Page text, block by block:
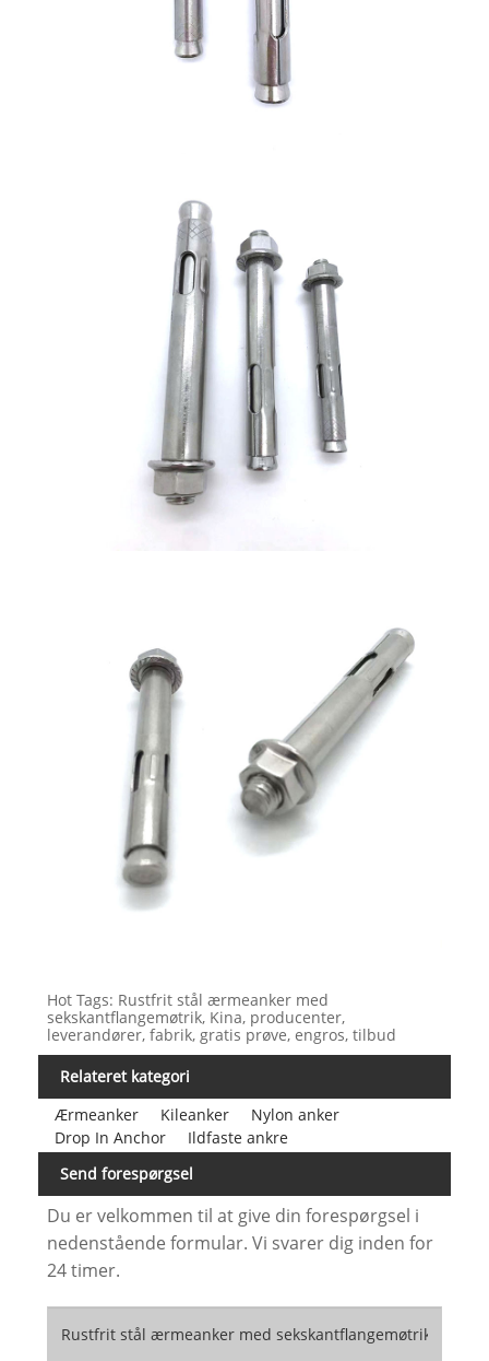
Hot Tags: Rustfrit stål ærmeanker med
sekskantflangemøtrik, Kina, producenter,
leverandører, fabrik, gratis prøve, engros, tilbud
Relateret kategori
Ærmeanker
Kileanker
Nylon anker
Drop In Anchor
Ildfaste ankre
Send forespørgsel
Du er velkommen til at give din forespørgsel i
nedenstående formular. Vi svarer dig inden for
24 timer.